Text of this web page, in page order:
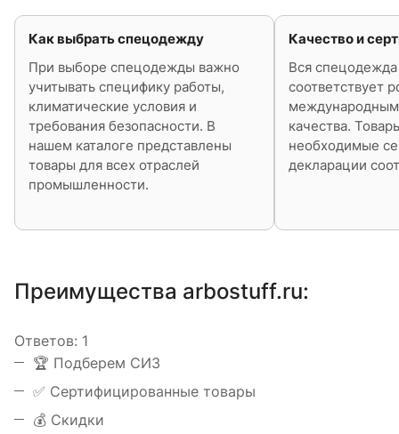
Как выбрать спецодежду
При выборе спецодежды важно
учитывать специфику работы,
климатические условия и
требования безопасности. В
нашем каталоге представлены
товары для всех отраслей
промышленности.
Качество и
Вся спецодежда
соответствует
международным
качества.
необходимые
декларации
Преимущества arbostuff.ru:
Ответов: 1
️🏆 Подберем СИЗ
✅ Сертифицированные товары
💰 Скидки